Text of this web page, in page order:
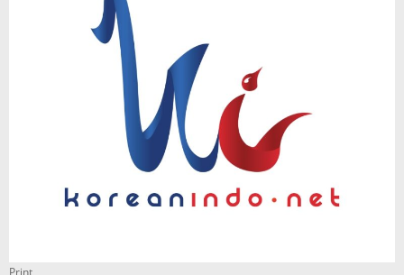
Print